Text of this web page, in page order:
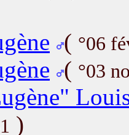
( °06
( °03
)